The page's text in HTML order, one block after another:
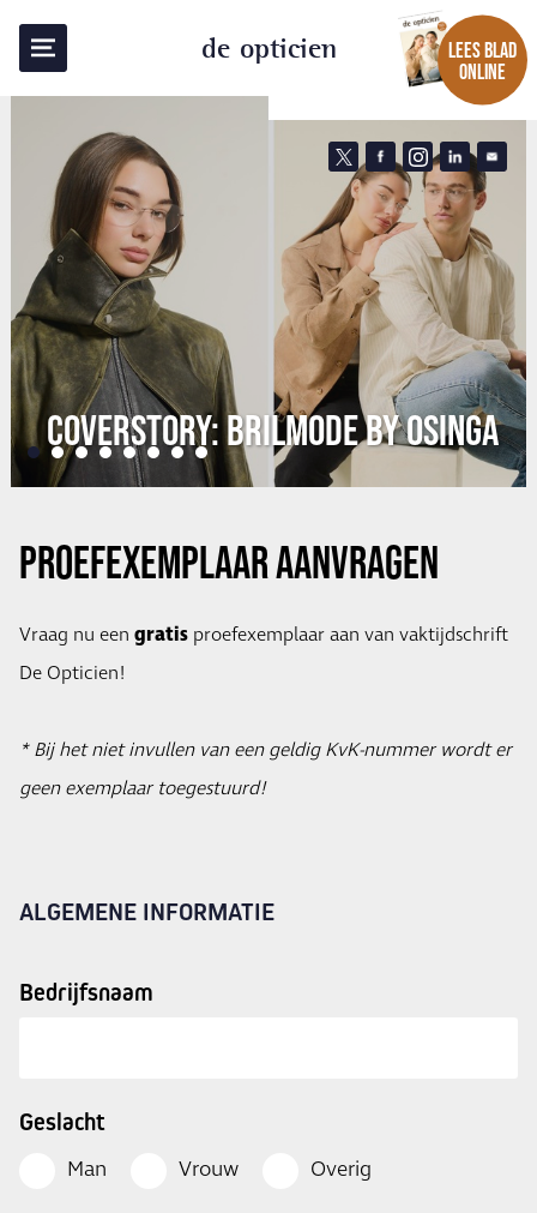
de opticien
LEES BLAD
ONLINE
• • • • • • • •
COVERSTORY: BRILMODE BY OSINGA
Proefexemplaar aanvragen
Vraag nu een gratis proefexemplaar aan van vaktijdschrift
De Opticien!
* Bij het niet invullen van een geldig KvK-nummer wordt er
geen exemplaar toegestuurd!​
ALGEMENE INFORMATIE
Bedrijfsnaam
Geslacht
Man
Vrouw Overig